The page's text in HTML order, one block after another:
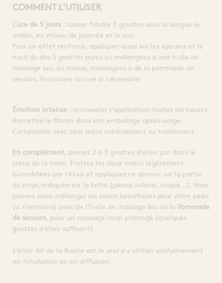
COMMENT L'UTILISER
Cure de 5 jours : laisser fondre 3 gouttes sous la langue le
matin, en milieu de journée et le soir.
Pour un effet renforcé, appliquer aussi sur les épaules et le
haut du dos 5 gouttes pures ou mélangées à une huile de
massage bio, ou mieux, mélangées à de la pommade de
secours. Poursuivre la cure si nécessaire.
Émotion intense : renouveler l'application toutes les heures.
Remettre le flacon dans son emballage après usage.
Compatible avec tout autre médicament ou traitement.
En complément, prenez 2 à 3 gouttes d’élixir pur dans le
creux de la main. Frottez les deux mains légèrement
humidifiées par l’élixir et appliquez ce dernier sur la partie
du corps indiquée sur la boîte (plexus solaire, nuque…). Vous
pouvez aussi mélanger les élixirs bénéfiques pour votre peau
(si mentions) avec de l’huile de massage bio ou la Pommade
de secours, pour un massage local prolongé (quelques
gouttes d’élixir suffisent).
L’élixir Air de la Ruche est le seul à s’utiliser exclusivement
en inhalation ou en diffusion.